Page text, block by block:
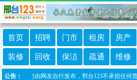
首页 招聘 门市 租房 房产
装修 回收 保洁 疏通 维修
公告：
栏目信息由网友自行发布，邢台123不承担任何责